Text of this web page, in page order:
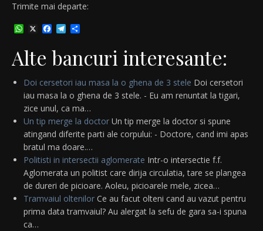
Trimite mai departe:
WhatsApp
X Facebook
Telegram
Alte bancuri interesante:
Doi cersetori iau masa la o ghena de 3 stele Doi cersetori
iau masa la o ghena de 3 stele. - Eu am renuntat la tigari,
zice unul, ca ma…
Un tip merge la doctor Un tip merge la doctor si spune
atingand diferite parti ale corpului: - Doctore, cand imi apas
bratul ma doare.…
Politisti in intersectii aglomerate Intr-o intersectie f.f.
Aglomerata un politist care dirija circulatia, tare se plangea
de dureri de picioare. Aoleu, picioarele mele, zicea…
Tramvaiul oltenilor Ce au facut olteni cand au vazut pentru
prima data tramvaiul? Au alergat la sefu de gara sa-i spuna
ca…